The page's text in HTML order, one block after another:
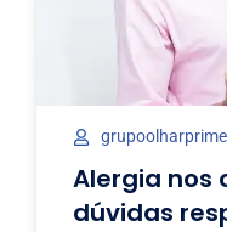
grupoolharprime
Alergia nos
dúvidas